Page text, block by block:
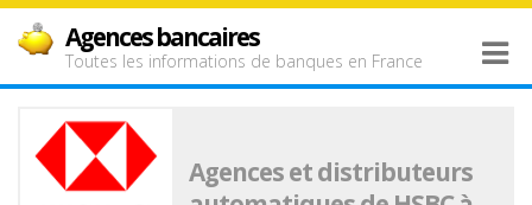
Agences bancaires
Toutes les informations de banques en France
Agences et distributeurs